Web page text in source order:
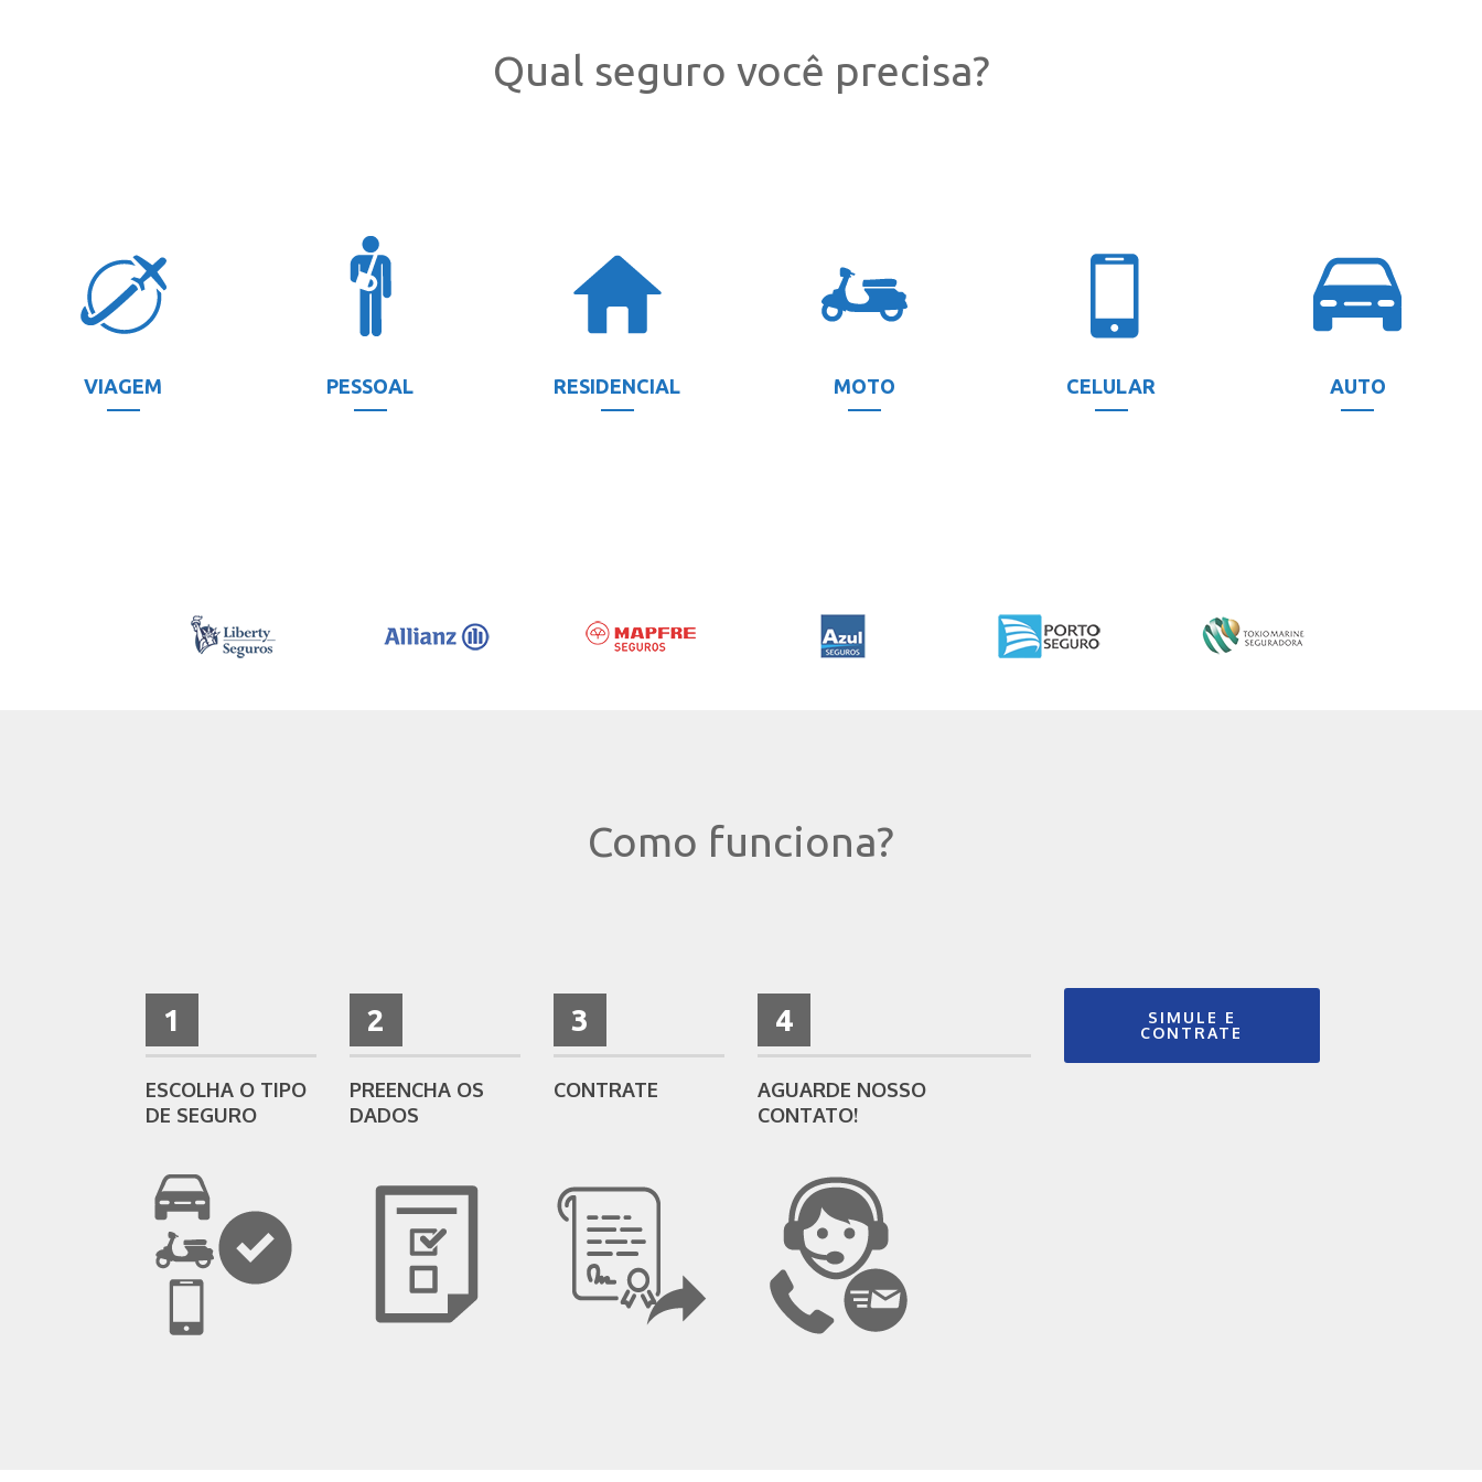
Qual seguro você precisa?
VIAGEM PESSOAL RESIDENCIAL MOTO
MOTOCICLETAS
CELULAR AUTO
Como funciona?
1
ESCOLHA O TIPO
DE SEGURO
2
PREENCHA OS
DADOS
3
CONTRATE
4
AGUARDE NOSSO
CONTATO!
SIMULE E
CONTRATE